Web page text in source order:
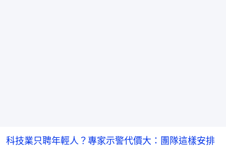
科技業只聘年輕人？專家示警代價大：團隊這樣安排